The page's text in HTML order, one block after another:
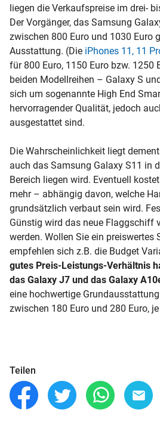
liegen die Verkaufspreise im drei-
Der Vorgänger, das Samsung
zwischen 800 Euro und 1030 Euro
Ausstattung. (Die iPhones 11, 11
für 800 Euro, 1150 Euro bzw. 1250
beiden Modellreihen – Galaxy S
sich um sogenannte High End
hervorragender Qualität, jedoch
ausgestattet sind.
Die Wahrscheinlichkeit liegt
auch das Samsung Galaxy S11 in
Bereich liegen wird. Eventuell
mehr – abhängig davon, welche
grundsätzlich verbaut sein wird.
Günstig wird das neue Flaggschiff
werden. Wollen Sie ein preiswertes
empfehlen sich z.B. die Budget
gutes Preis-Leistungs-Verhältnis
das Galaxy J7 und das Galaxy
eine hochwertige
zwischen 180 Euro und 280 Euro,
Teilen